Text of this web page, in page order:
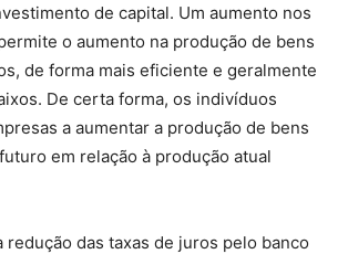
de capital. Um aumento nos
o aumento na produção de bens
de forma mais eficiente e geralmente
De certa forma, os indivíduos
a aumentar a produção de bens
em relação à produção atual
redução das taxas de juros pelo banco